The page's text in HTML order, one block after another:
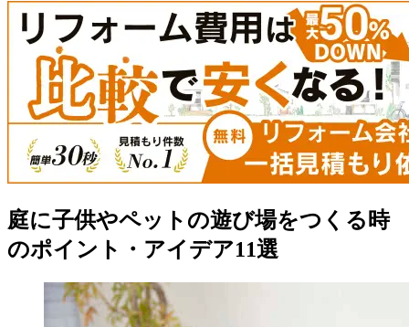
庭に子供やペットの遊び場をつくる時
のポイント・アイデア11選